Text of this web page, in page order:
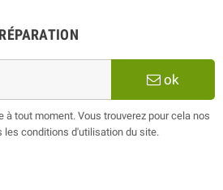
ok
à tout moment. Vous trouverez pour cela nos
conditions d'utilisation du site.